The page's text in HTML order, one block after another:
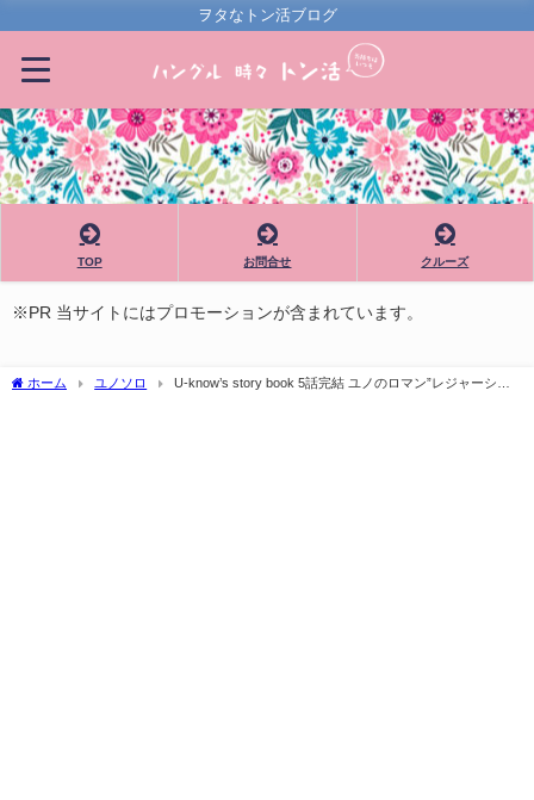
ヲタなトン活ブログ
TOP お問合せ クルーズ
※PR 当サイトにはプロモーションが含まれています。
ホーム ユノソロ
U-know’s story book 5話完結 ユノのロマン”レジャーシー